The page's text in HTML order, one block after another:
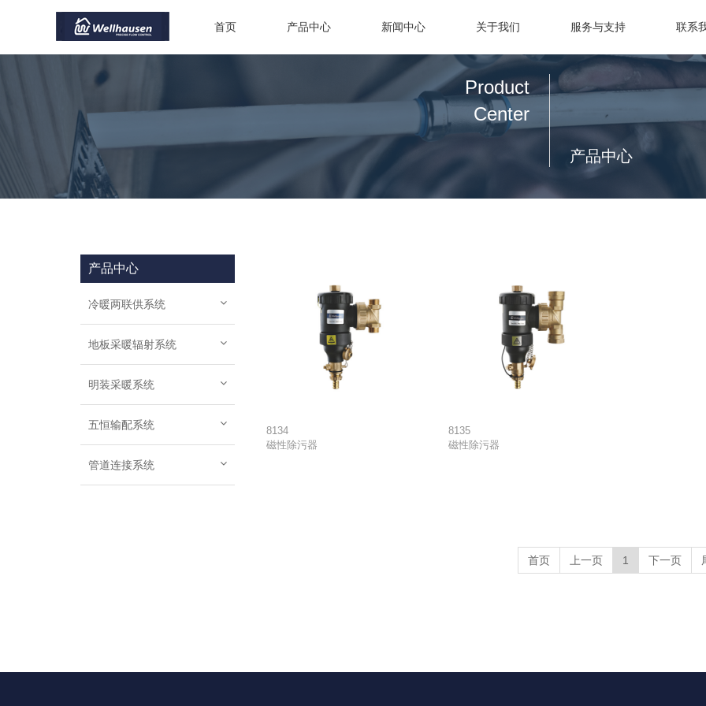
首页 产品中心 新闻中心 关于我们 服务与支持 联系
Product
Center
产品中心
产品中心
冷暖两联供系统
地板采暖辐射系统
明装采暖系统
五恒输配系统
管道连接系统
8134
磁性除污器
8135
磁性除污器
首页 上一页 1 下一页